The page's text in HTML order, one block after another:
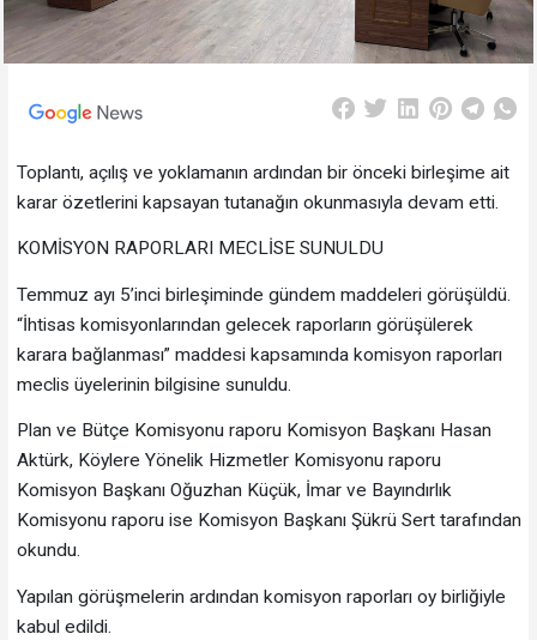
Toplantı, açılış ve yoklamanın ardından bir önceki birleşime ait
karar özetlerini kapsayan tutanağın okunmasıyla devam etti.
KOMİSYON RAPORLARI MECLİSE SUNULDU
Temmuz ayı 5’inci birleşiminde gündem maddeleri görüşüldü.
“İhtisas komisyonlarından gelecek raporların görüşülerek
karara bağlanması” maddesi kapsamında komisyon raporları
meclis üyelerinin bilgisine sunuldu.
Plan ve Bütçe Komisyonu raporu Komisyon Başkanı Hasan
Aktürk, Köylere Yönelik Hizmetler Komisyonu raporu
Komisyon Başkanı Oğuzhan Küçük, İmar ve Bayındırlık
Komisyonu raporu ise Komisyon Başkanı Şükrü Sert tarafından
okundu.
Yapılan görüşmelerin ardından komisyon raporları oy birliğiyle
kabul edildi.